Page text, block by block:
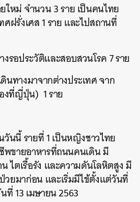
ใหม่ จำนวน 3 ราย เป็นคนไทย
ฝรั่งเศส 1 ราย และไปสถานที่
รอประวัติและสอบสวนโรค 7 ราย
ทางมาจากต่างประเทศ จาก
งที่ญี่ปุ่น) 1 ราย
วันนี้ รายที่ 1 เป็นหญิงชาวไทย
พขายอาหารที่ถนนคนเดิน มี
ไตเรื้อรัง และความดันโลหิตสูง มี
ยมาก่อน และเริ่มมีไข้ตั้งแต่วันที่
ที่ 13 เมษายน 2563